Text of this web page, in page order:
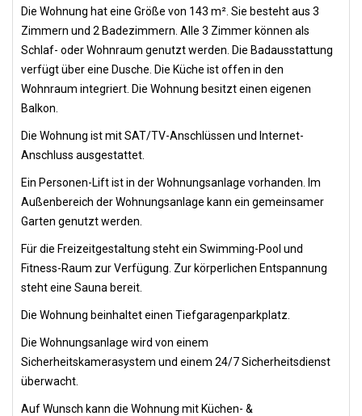
Die Wohnung hat eine Größe von 143 m². Sie besteht aus 3
Zimmern und 2 Badezimmern. Alle 3 Zimmer können als
Schlaf- oder Wohnraum genutzt werden. Die Badausstattung
verfügt über eine Dusche. Die Küche ist offen in den
Wohnraum integriert. Die Wohnung besitzt einen eigenen
Balkon.
Die Wohnung ist mit SAT/TV-Anschlüssen und Internet-
Anschluss ausgestattet.
Ein Personen-Lift ist in der Wohnungsanlage vorhanden. Im
Außenbereich der Wohnungsanlage kann ein gemeinsamer
Garten genutzt werden.
Für die Freizeitgestaltung steht ein Swimming-Pool und
Fitness-Raum zur Verfügung. Zur körperlichen Entspannung
steht eine Sauna bereit.
Die Wohnung beinhaltet einen Tiefgaragenparkplatz.
Die Wohnungsanlage wird von einem
Sicherheitskamerasystem und einem 24/7 Sicherheitsdienst
überwacht.
Auf Wunsch kann die Wohnung mit Küchen- &